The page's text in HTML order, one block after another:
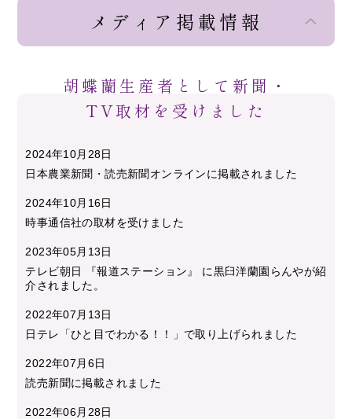
メディア掲載情報
胡蝶蘭生産者として新聞・
TV取材を受けました
2024年10月28日
日本農業新聞・読売新聞オンラインに掲載されました
2024年10月16日
時事通信社の取材を受けました
2023年05月13日
テレビ朝日 『報道ステーション』 に黒臼洋蘭園らんやが紹
介されました。
2022年07月13日
日テレ「ひと目でわかる！！」で取り上げられました
2022年07月6日
読売新聞に掲載されました
2022年06月28日